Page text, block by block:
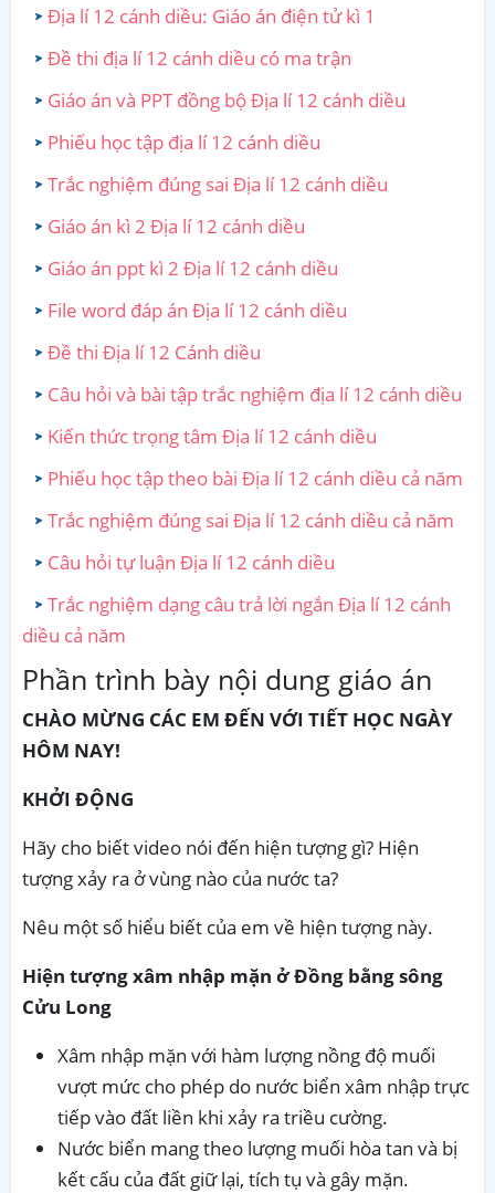
Địa lí 12 cánh diều: Giáo án điện tử kì 1
Đề thi địa lí 12 cánh diều có ma trận
Giáo án và PPT đồng bộ Địa lí 12 cánh diều
Phiếu học tập địa lí 12 cánh diều
Trắc nghiệm đúng sai Địa lí 12 cánh diều
Giáo án kì 2 Địa lí 12 cánh diều
Giáo án ppt kì 2 Địa lí 12 cánh diều
File word đáp án Địa lí 12 cánh diều
Đề thi Địa lí 12 Cánh diều
Câu hỏi và bài tập trắc nghiệm địa lí 12 cánh diều
Kiến thức trọng tâm Địa lí 12 cánh diều
Phiếu học tập theo bài Địa lí 12 cánh diều cả năm
Trắc nghiệm đúng sai Địa lí 12 cánh diều cả năm
Câu hỏi tự luận Địa lí 12 cánh diều
Trắc nghiệm dạng câu trả lời ngắn Địa lí 12 cánh
diều cả năm
Phần trình bày nội dung giáo án
CHÀO MỪNG CÁC EM ĐẾN VỚI TIẾT HỌC NGÀY
HÔM NAY!
KHỞI ĐỘNG
Hãy cho biết video nói đến hiện tượng gì? Hiện
tượng xảy ra ở vùng nào của nước ta?
Nêu một số hiểu biết của em về hiện tượng này.
Hiện tượng xâm nhập mặn ở Đồng bằng sông
Cửu Long
Xâm nhập mặn với hàm lượng nồng độ muối
vượt mức cho phép do nước biển xâm nhập trực
tiếp vào đất liền khi xảy ra triều cường.
Nước biển mang theo lượng muối hòa tan và bị
kết cấu của đất giữ lại, tích tụ và gây mặn.